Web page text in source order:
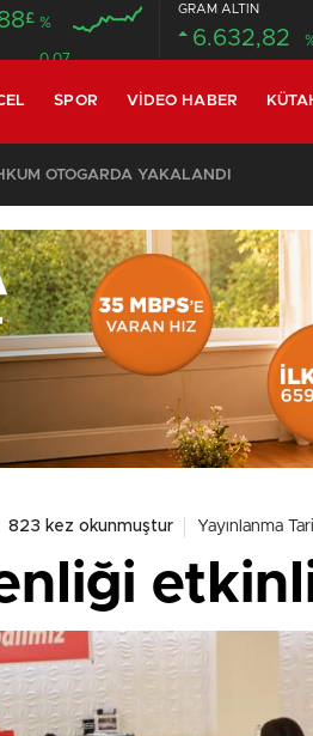
£ %
0.07
GRAM ALTIN
6.632,82
SPOR VIDEO HABER
OTOGARDA YAKALANDI
823 kez okunmuştur Yayınlanma